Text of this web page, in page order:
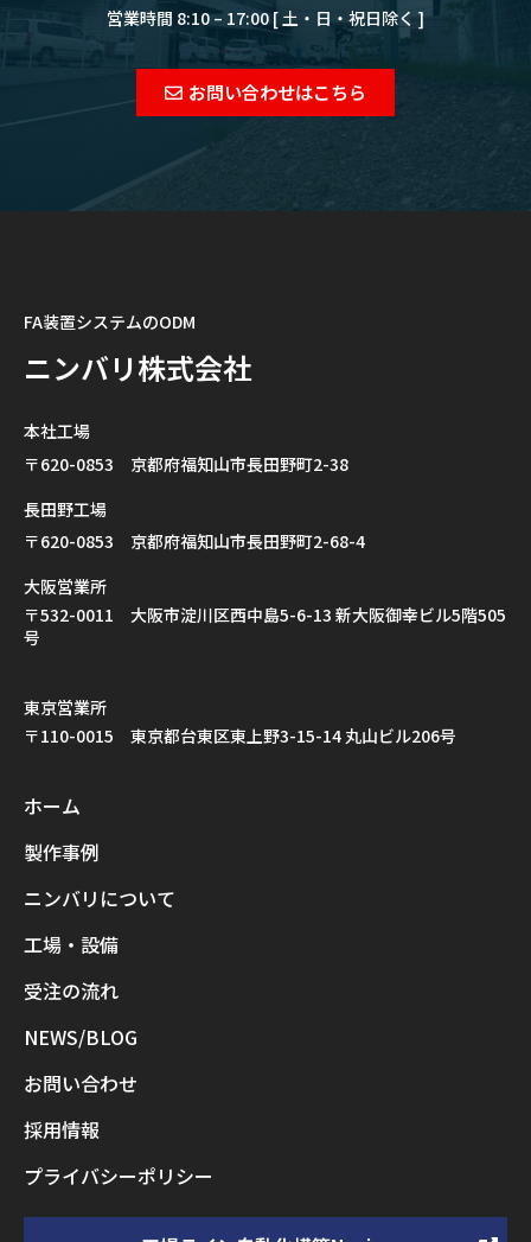
営業時間 8:10 – 17:00 [ 土・日・祝日除く ]
お問い合わせはこちら
FA装置システムのODM
ニンバリ株式会社
本社工場
〒620-0853 京都府福知山市長田野町2-38
長田野工場
〒620-0853 京都府福知山市長田野町2-68-4
大阪営業所
〒532-0011 大阪市淀川区西中島5-6-13 新大阪御幸ビル5階505
号
東京営業所
〒110-0015 東京都台東区東上野3-15-14 丸山ビル206号
ホーム
製作事例
ニンバリについて
工場・設備
受注の流れ
NEWS/BLOG
お問い合わせ
採用情報
プライバシーポリシー